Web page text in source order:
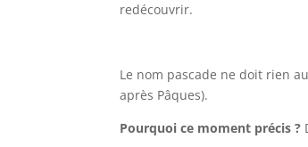
redécouvrir.
Le nom pascade ne doit rien
après Pâques).
Pourquoi ce moment précis ?